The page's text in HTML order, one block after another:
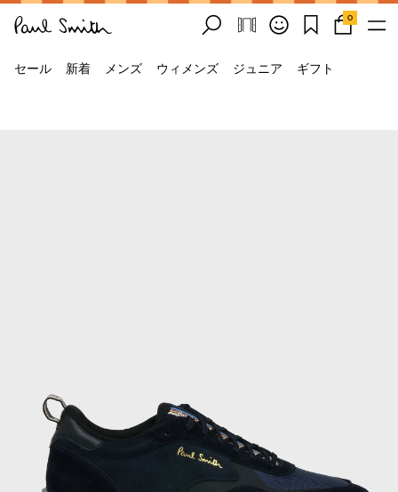
0
セール 新着 メンズ ウィメンズ ジュニア ギフト